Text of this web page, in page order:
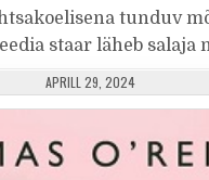
tunduv
staar läheb salaja
PUBLISHED DATE:
APRILL 29, 2024